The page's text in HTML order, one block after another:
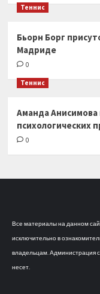
Теннис
Бьорн Борг
Мадриде
0
Теннис
Аманда Анисимова
психологических
0
Все материалы на данном
исключительно в
владельцам. Администрация
несет.